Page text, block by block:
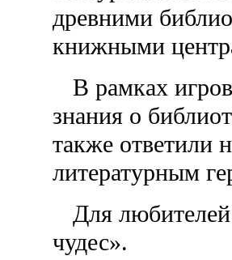
древними
книжными
В рамках
знания о
также ответили
литературным
Для
чудес».